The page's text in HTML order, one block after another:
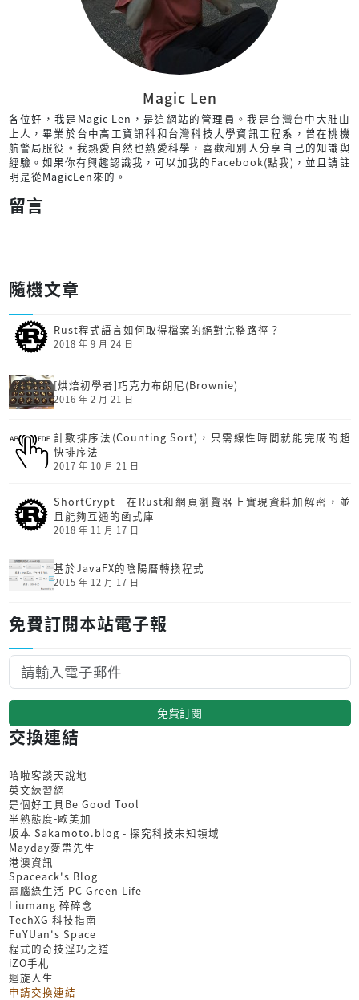
Magic Len
各位好，我是Magic Len，是這網站的管理員。我是台灣台中大肚山
上人，畢業於台中高工資訊科和台灣科技大學資訊工程系，曾在桃機
航警局服役。我熱愛自然也熱愛科學，喜歡和別人分享自己的知識與
經驗。如果你有興趣認識我，可以加我的Facebook(點我) ，並且請註
明是從MagicLen來的。
留言
隨機文章
Rust程式語言如何取得檔案的絕對完整路徑？
2018 年 9 月 24 日
[烘焙初學者]巧克力布朗尼(Brownie)
2016 年 2 月 21 日
計數排序法(Counting Sort)，只需線性時間就能完成的超
快排序法
2017 年 10 月 21 日
ShortCrypt─在Rust和網頁瀏覽器上實現資料加解密，並
且能夠互通的函式庫
2018 年 11 月 17 日
基於JavaFX的陰陽曆轉換程式
2015 年 12 月 17 日
免費訂閱本站電子報
免費訂閱
交換連結
哈啦客談天說地
英文練習網
是個好工具Be Good Tool
半熟態度-歐美加
坂本 Sakamoto.blog - 探究科技未知領域
Mayday麥帶先生
港澳資訊
Spaceack's Blog
電腦綠生活 PC Green Life
Liumang 碎碎念
TechXG 科技指南
FuYUan's Space
程式的奇技淫巧之道
iZO手札
迴旋人生
申請交換連結